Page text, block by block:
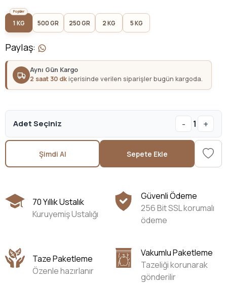
1 KG 500 GR 250 GR 2 KG 5 KG
Paylaş:
Aynı Gün Kargo
2 saat 30 dkiçerisinde verilen siparişler bugün kargoda.
Adet Seçiniz - 1 +
Şimdi Al Sepete Ekle
70 Yıllık Ustalık
Kuruyemiş Ustalığı
Güvenli Ödeme
256 Bit SSL korumalı
ödeme
Taze Paketleme
Özenle hazırlanır
Vakumlu Paketleme
Tazeliği korunarak
gönderilir